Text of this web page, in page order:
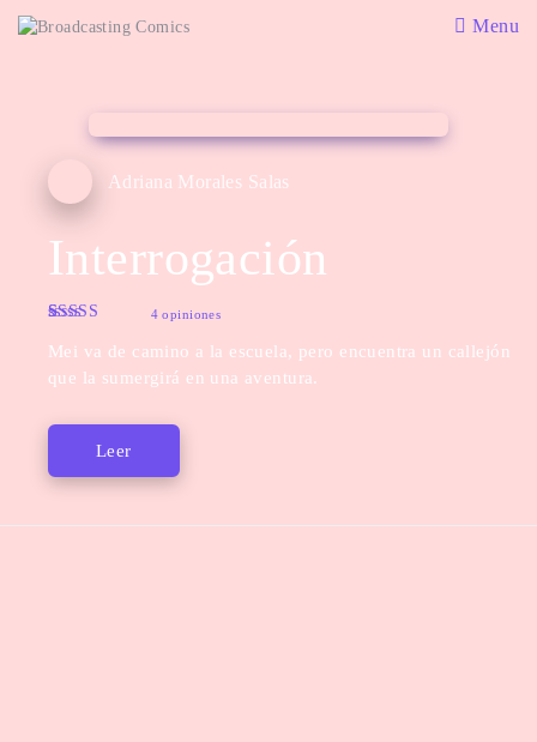
Menu
Adriana Morales Salas
Interrogación
out of 5
based on
customer
4 opiniones
Mei va de camino a la escuela, pero encuentra un callejón
que la sumergirá en una aventura.
Leer